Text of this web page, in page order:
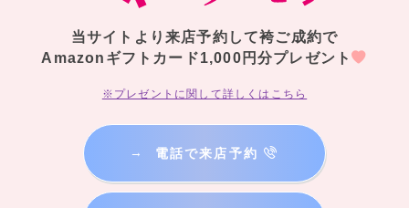
当サイトより来店予約して袴ご成約で
Amazonギフトカード1,000円分プレゼント
※プレゼントに関して詳しくはこちら
→ 電話で来店予約